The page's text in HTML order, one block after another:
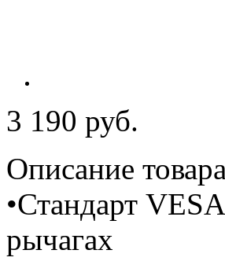
3 190 руб.
Описание
•Стандарт
рычагах